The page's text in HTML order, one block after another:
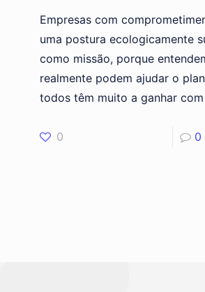
Empresas com
uma postura ecologicamente
como missão, porque
realmente podem ajudar o
todos têm muito a ganhar com
0 0